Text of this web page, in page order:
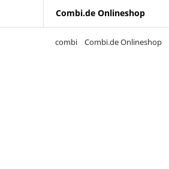
Combi.de Onlineshop
combi Combi.de Onlineshop